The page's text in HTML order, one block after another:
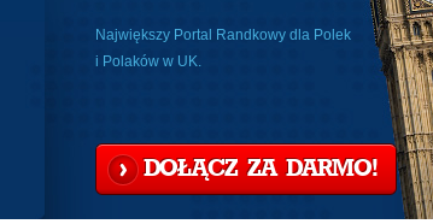
Największy Portal Randkowy dla Polek
i Polaków w UK.
DOŁĄCZ ZA DARMO!